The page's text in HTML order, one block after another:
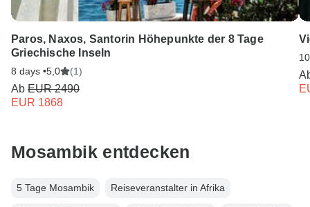
Paros, Naxos, Santorin Höhepunkte der 8 Tage
Griechische Inseln
8 days •5,0 (1)
Ab EUR 2490
EUR 1868
Mosambik entdecken
5 Tage Mosambik Reiseveranstalter in Afrika